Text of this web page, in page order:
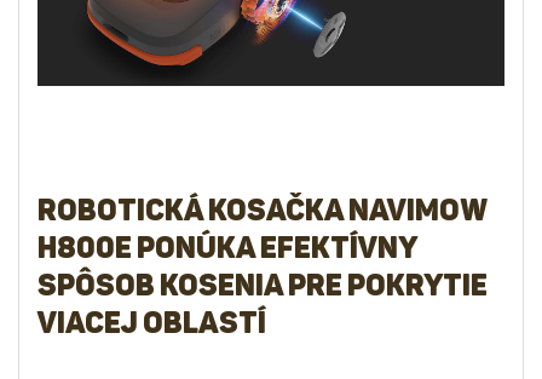
Robotická kosačka Navimow
H800E ponúka efektívny
spôsob kosenia pre pokrytie
viacej oblastí